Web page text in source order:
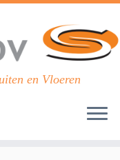
en Vloeren